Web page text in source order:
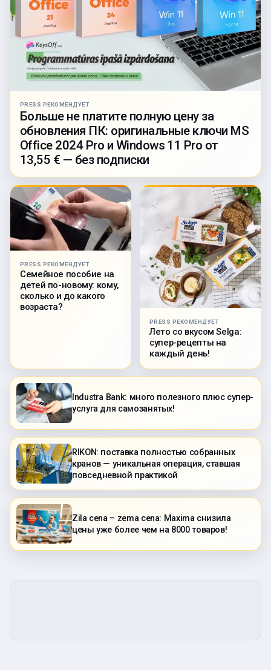
PRESS РЕКОМЕНДУЕТ
Больше не платите полную цену за
обновления ПК: оригинальные ключи MS
Office 2024 Pro и Windows 11 Pro от
13,55 € — без подписки
PRESS РЕКОМЕНДУЕТ
Семейное пособие на
детей по-новому: кому,
сколько и до какого
возраста?
PRESS РЕКОМЕНДУЕТ
Лето со вкусом Selga:
супер-рецепты на
каждый день!
Industra Bank: много полезного плюс супер-
услуга для самозанятых!
RIKON: поставка полностью собранных
кранов — уникальная операция, ставшая
повседневной практикой
Zila cena – zema cena: Maxima снизила
цены уже более чем на 8000 товаров!